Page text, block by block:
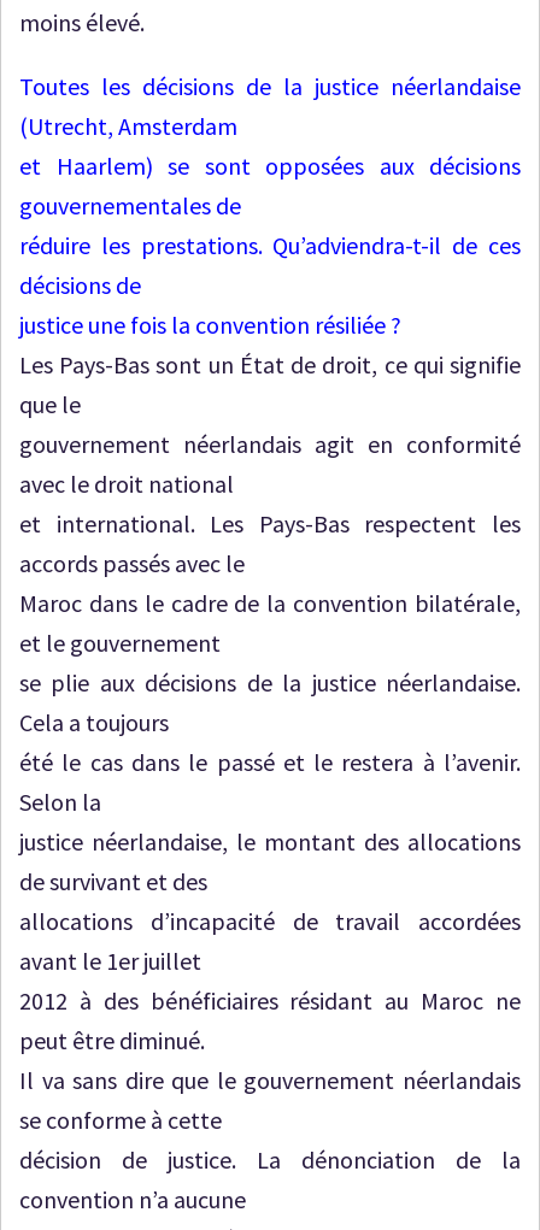
moins élevé.
Toutes les décisions de la justice néerlandaise
(Utrecht, Amsterdam
et Haarlem) se sont opposées aux décisions
gouvernementales de
réduire les prestations. Qu’adviendra-t-il de ces
décisions de
justice une fois la convention résiliée ?
Les Pays-Bas sont un État de droit, ce qui signifie
que le
gouvernement néerlandais agit en conformité
avec le droit national
et international. Les Pays-Bas respectent les
accords passés avec le
Maroc dans le cadre de la convention bilatérale,
et le gouvernement
se plie aux décisions de la justice néerlandaise.
Cela a toujours
été le cas dans le passé et le restera à l’avenir.
Selon la
justice néerlandaise, le montant des allocations
de survivant et des
allocations d’incapacité de travail accordées
avant le 1er juillet
2012 à des bénéficiaires résidant au Maroc ne
peut être diminué.
Il va sans dire que le gouvernement néerlandais
se conforme à cette
décision de justice. La dénonciation de la
convention n’a aucune